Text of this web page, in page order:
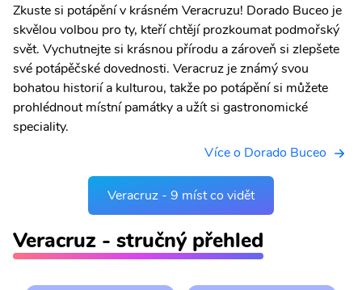
Zkuste si potápění v krásném Veracruzu! Dorado Buceo je
skvělou volbou pro ty, kteří chtějí prozkoumat podmořský
svět. Vychutnejte si krásnou přírodu a zároveň si zlepšete
své potápěčské dovednosti. Veracruz je známý svou
bohatou historií a kulturou, takže po potápění si můžete
prohlédnout místní památky a užít si gastronomické
speciality.
Více o Dorado Buceo
Veracruz - 9 míst co vidět
Veracruz - stručný přehled